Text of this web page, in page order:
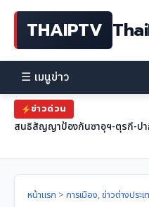
THAIPTV
☰ เมนูข่าว
ข่าวด่วน
สนธิสัญญาป้องกันซาอุฯ-ตุรกี-ปา
หน้าแรก > การเมือง,ข่าวต่างประเ